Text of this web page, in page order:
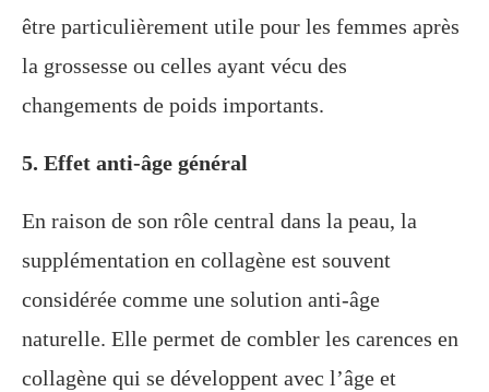
être particulièrement utile pour les femmes après
la grossesse ou celles ayant vécu des
changements de poids importants.
5. Effet anti-âge général
En raison de son rôle central dans la peau, la
supplémentation en collagène est souvent
considérée comme une solution anti-âge
naturelle. Elle permet de combler les carences en
collagène qui se développent avec l’âge et